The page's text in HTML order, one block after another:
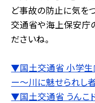
ど事故の防止に気を
交通省や海上保安庁
ださいね。
▼国土交通省 小学生
ー〜川に魅せられし
▼国土交通省 うんこ